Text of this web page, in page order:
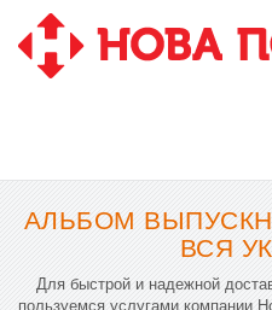
АЛЬБОМ
ВСЯ
Для быстрой и надежной
пользуемся услугами компании